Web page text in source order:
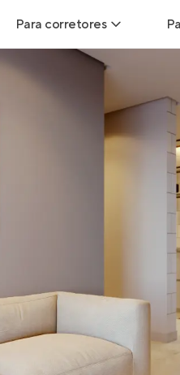
Para corretores
Leads para Corretores
Anunciar imóveis